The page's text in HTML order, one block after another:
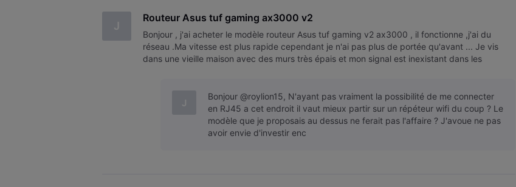
J
Routeur Asus tuf gaming ax3000 v2
Bonjour , j'ai acheter le modèle routeur Asus tuf gaming v2 ax3000 , il fonctionne ,j'ai du
réseau .Ma vitesse est plus rapide cependant je n'ai pas plus de portée qu'avant ... Je vis
dans une vieille maison avec des murs très épais et mon signal est inexistant dans les
J
Bonjour @roylion15, N'ayant pas vraiment la possibilité de me connecter
en RJ45 a cet endroit il vaut mieux partir sur un répéteur wifi du coup ? Le
modèle que je proposais au dessus ne ferait pas l'affaire ? J'avoue ne pas
avoir envie d'investir enc